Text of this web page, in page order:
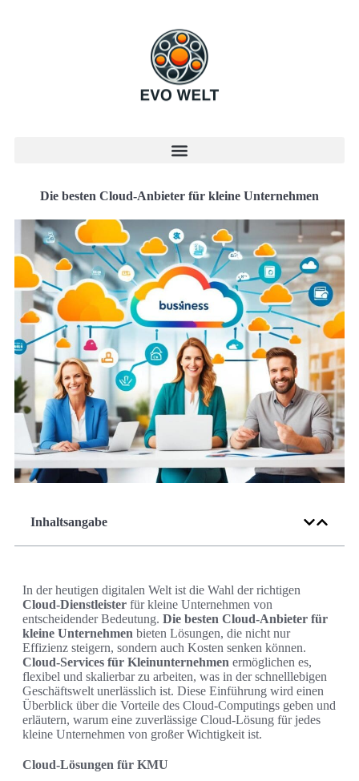
Die besten Cloud-Anbieter für kleine Unternehmen
Inhaltsangabe
In der heutigen digitalen Welt ist die Wahl der richtigen
Cloud-Dienstleister für kleine Unternehmen von
entscheidender Bedeutung. Die besten Cloud-Anbieter für
kleine Unternehmen bieten Lösungen, die nicht nur
Effizienz steigern, sondern auch Kosten senken können.
Cloud-Services für Kleinunternehmen ermöglichen es,
flexibel und skalierbar zu arbeiten, was in der schnelllebigen
Geschäftswelt unerlässlich ist. Diese Einführung wird einen
Überblick über die Vorteile des Cloud-Computings geben und
erläutern, warum eine zuverlässige Cloud-Lösung für jedes
kleine Unternehmen von großer Wichtigkeit ist.
Cloud-Lösungen für KMU